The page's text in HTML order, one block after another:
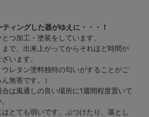
ィングした器がゆえに・・・！
つ加工・塗装をしています。
で、出来上がってからそれほど時間が
います。
レタン塗料独特の匂いがすることがご
無害です。）
は風通しの良い場所に1週間程度置いて
とても弱いです。ぶつけたり、落とし